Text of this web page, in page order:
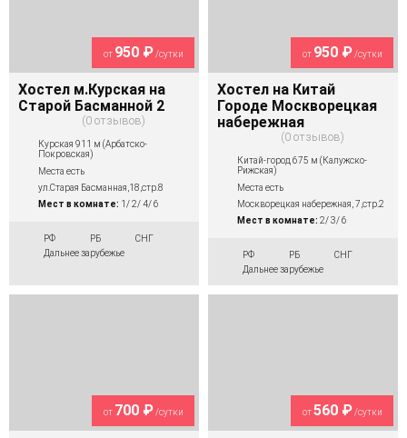
от 950 ₽/сутки
Хостел м.Курская на
Старой Басманной 2
0 отзывов
Курская 911 м (Арбатско-
Покровская)
Места есть
ул.Старая Басманная,18,стр.8
Мест в комнате: 1/ 2/ 4/ 6
РФ РБ
СНГ
Дальнее зарубежье
от 950 ₽/сутки
Хостел на Китай
Городе Москворецкая
набережная
0 отзывов
Китай-город 675 м (Калужско-
Рижская)
Места есть
Москворецкая набережная, 7,стр.2
Мест в комнате: 2/ 3/ 6
РФ РБ
СНГ
Дальнее зарубежье
от 700 ₽ /сутки от560 ₽ /сутки